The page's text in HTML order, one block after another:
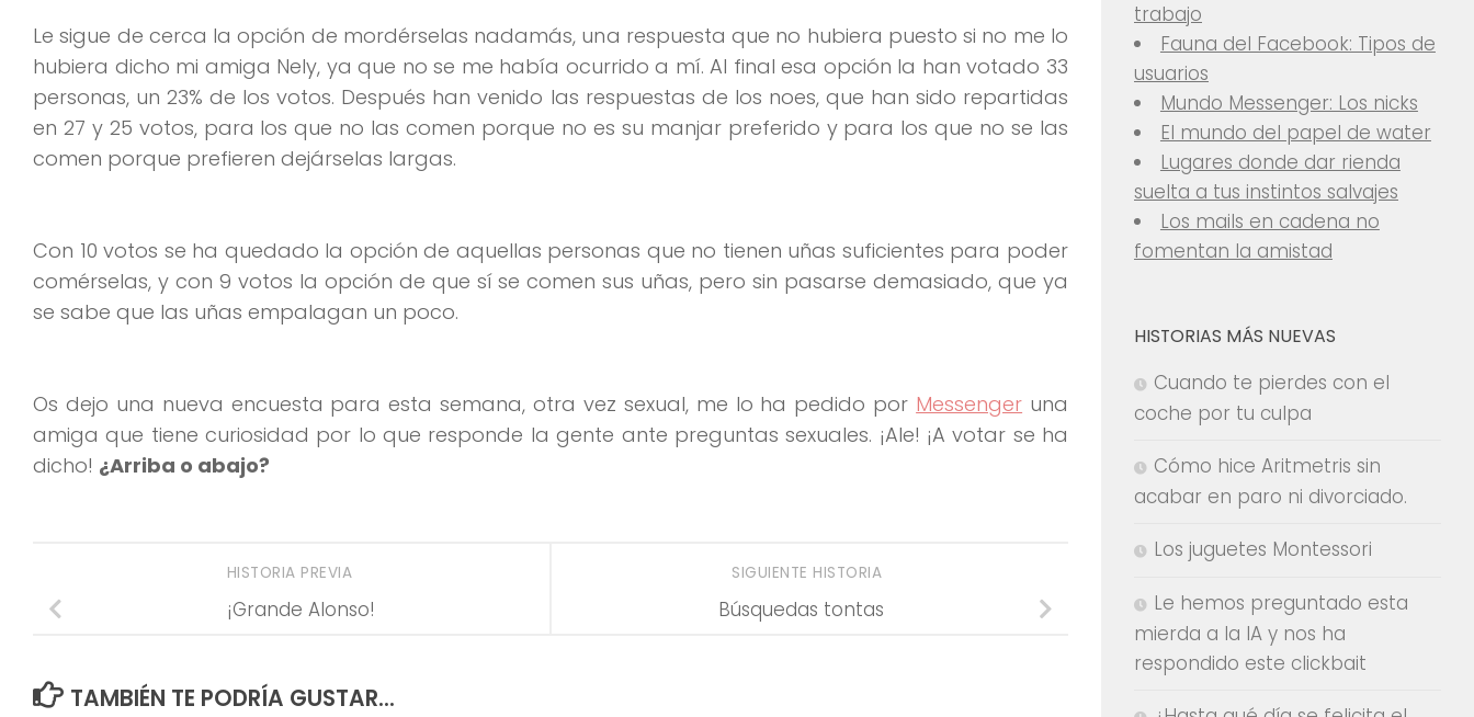
Le sigue de cerca la opción de mordérselas nadamás, una respuesta que no hubiera puesto si no me lo
hubiera dicho mi amiga Nely, ya que no se me había ocurrido a mí. Al final esa opción la han votado 33
personas, un 23% de los votos. Después han venido las respuestas de los noes, que han sido repartidas
en 27 y 25 votos, para los que no las comen porque no es su manjar preferido y para los que no se las
comen porque prefieren dejárselas largas.
Con 10 votos se ha quedado la opción de aquellas personas que no tienen uñas suficientes para poder
comérselas, y con 9 votos la opción de que sí se comen sus uñas, pero sin pasarse demasiado, que ya
se sabe que las uñas empalagan un poco.
Os dejo una nueva encuesta para esta semana, otra vez sexual, me lo ha pedido por Messenger una
amiga que tiene curiosidad por lo que responde la gente ante preguntas sexuales. ¡Ale! ¡A votar se ha
dicho! ¿Arriba o abajo?
SIGUIENTE HISTORIA
Búsquedas tontas
HISTORIA PREVIA
¡Grande Alonso!
TAMBIÉN TE PODRÍA GUSTAR...
trabajo
Fauna del Facebook: Tipos de
usuarios
Mundo Messenger: Los nicks
El mundo del papel de water
Lugares donde dar rienda
suelta a tus instintos salvajes
Los mails en cadena no
fomentan la amistad
HISTORIAS MÁS NUEVAS
Cuando te pierdes con el
coche por tu culpa
Cómo hice Aritmetris sin
acabar en paro ni divorciado.
Los juguetes Montessori
Le hemos preguntado esta
mierda a la IA y nos ha
respondido este clickbait